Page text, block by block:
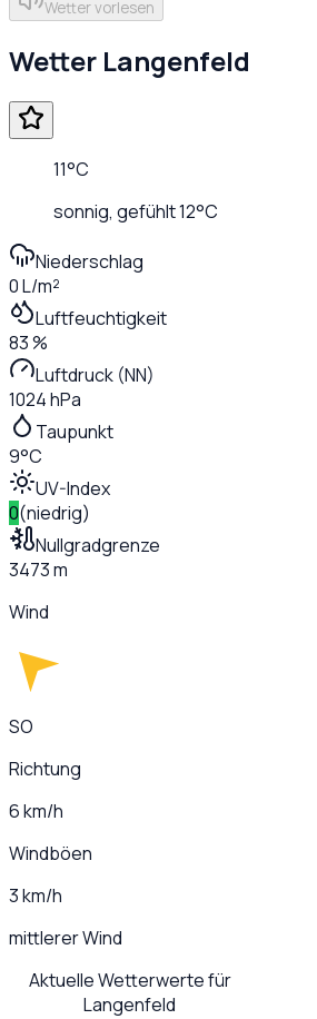
Wetter vorlesen
Wetter Langenfeld
11°C
sonnig, gefühlt12°C
Niederschlag
0 L/m²
Luftfeuchtigkeit
83 %
Luftdruck (NN)
1024 hPa
Taupunkt
9°C
UV-Index
0(niedrig)
Nullgradgrenze
3473 m
Wind
SO
Richtung
6 km/h
Windböen
3 km/h
mittlerer Wind
Aktuelle Wetterwerte für
Langenfeld